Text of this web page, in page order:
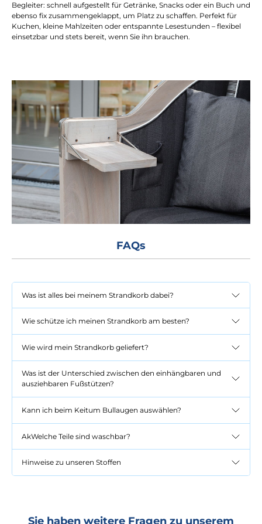
Begleiter: schnell aufgestellt für Getränke, Snacks oder ein Buch und
ebenso fix zusammengeklappt, um Platz zu schaffen. Perfekt für
Kuchen, kleine Mahlzeiten oder entspannte Lesestunden – flexibel
einsetzbar und stets bereit, wenn Sie ihn brauchen.
FAQs
Was ist alles bei meinem Strandkorb dabei?
Wie schütze ich meinen Strandkorb am besten?
Wie wird mein Strandkorb geliefert?
Was ist der Unterschied zwischen den einhängbaren und
ausziehbaren Fußstützen?
Kann ich beim Keitum Bullaugen auswählen?
AkWelche Teile sind waschbar?
Hinweise zu unseren Stoffen
Sie haben weitere Fragen zu unserem